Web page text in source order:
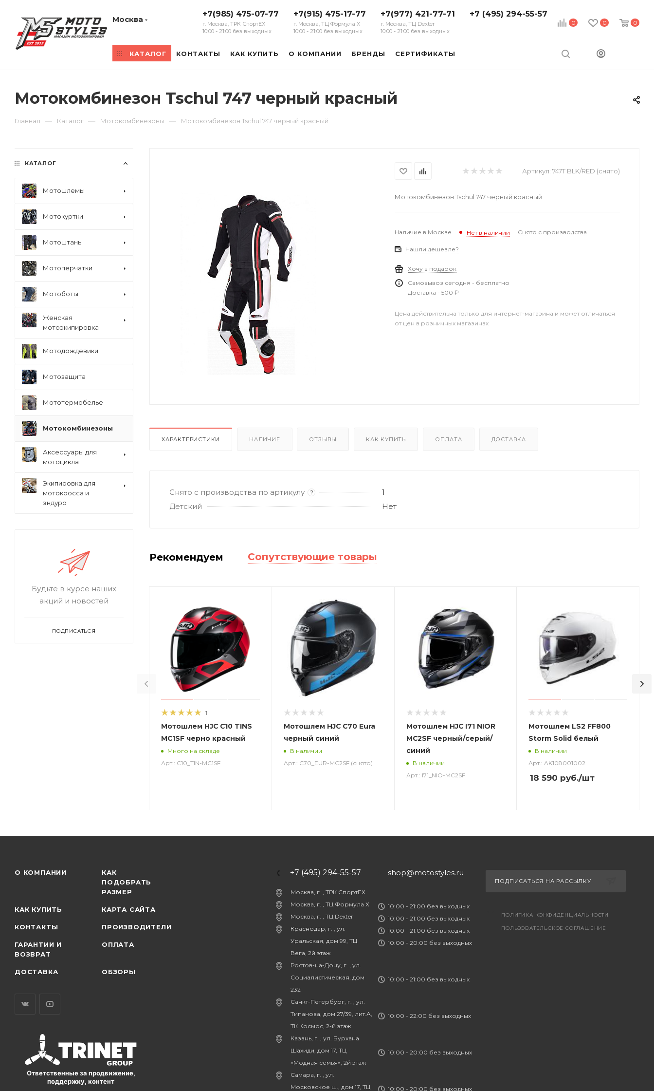
0 0 0
Москва
+7(985) 475-07-77
г. Москва, ТРК СпортЕХ
10:00 - 21:00 без выходных
+7(915) 475-17-77
г. Москва, ТЦ Формула Х
10:00 - 21:00 без выходных
+7(977) 421-77-71
г. Москва, ТЦ Dexter
10:00 - 21:00 без выходных
+7 (495) 294-55-57
КАТАЛОГ КОНТАКТЫ КАК КУПИТЬ О КОМПАНИИ БРЕНДЫ СЕРТИФИКАТЫ
Мотокомбинезон Tschul 747 черный красный
Главная — Каталог — Мотокомбинезоны — Мотокомбинезон Tschul 747 черный красный
Артикул: 747T BLK/RED (снято)
Мотокомбинезон Tschul 747 черный красный
Наличие в Москве Нет в наличии Снято с производства
Нашли дешевле?
Хочу в подарок
Самовывоз сегодня - бесплатно
Доставка - 500 ₽
Цена действительна только для интернет-магазина и может отличаться
от цен в розничных магазинах
ХАРАКТЕРИСТИКИ НАЛИЧИЕ ОТЗЫВЫ КАК КУПИТЬ ОПЛАТА ДОСТАВКА
Снято с производства по артикулу ?
1
Детский
Нет
Рекомендуем Сопутствующие товары
1
Мотошлем HJC C10 TINS
MC1SF черно красный
Много на складе
Арт.: C10_TIN-MC1SF
Мотошлем HJC C70 Eura
черный синий
В наличии
Арт.: C70_EUR-MC2SF (снято)
Мотошлем HJC I71 NIOR
MC2SF черный/серый/
синий
В наличии
Арт.: I71_NIO-MC2SF
Мотошлем LS2 FF800
Storm Solid белый
В наличии
Арт.: AK108001002
18 590 руб./шт
КАТАЛОГ
Мотошлемы
Мотокуртки
Мотоштаны
Мотоперчатки
Мотоботы
Женская
мотоэкипировка
Мотодождевики
Мотозащита
Мототермобелье
Мотокомбинезоны
Аксессуары для
мотоцикла
Экипировка для
мотокросса и
эндуро
Будьте в курсе наших
акций и новостей
ПОДПИСАТЬСЯ
О КОМПАНИИ
КАК
ПОДОБРАТЬ
РАЗМЕР
КАК КУПИТЬ КАРТА САЙТА
КОНТАКТЫ ПРОИЗВОДИТЕЛИ
ГАРАНТИИ И
ВОЗВРАТ
ОПЛАТА
ДОСТАВКА ОБЗОРЫ
Ответственные за продвижение,
поддержку, контент
+7 (495) 294-55-57
Москва, г. , ТРК СпортЕХ
Москва, г. , ТЦ Формула Х
Москва, г. , ТЦ Dexter
Краснодар, г. , ул.
Уральская, дом 99, ТЦ
Вега, 2й этаж
Ростов-на-Дону, г. , ул.
Социалистическая, дом
232
Санкт-Петербург, г. , ул.
Типанова, дом 27/39, лит.А,
ТК Космос, 2-й этаж
Казань, г. , ул. Бурхана
Шахиди, дом 17, ТЦ
«Модная семья», 2й этаж
Самара, г. , ул.
Московское ш., дом 17, ТЦ
shop@motostyles.ru
10:00 - 21:00 без выходных
10:00 - 21:00 без выходных
10:00 - 21:00 без выходных
10:00 - 20:00 без выходных
10:00 - 21:00 без выходных
10:00 - 22:00 без выходных
10:00 - 20:00 без выходных
10:00 - 20:00 без выходных
ПОДПИСАТЬСЯ НА РАССЫЛКУ
ПОЛИТИКА КОНФИДЕНЦИАЛЬНОСТИ
ПОЛЬЗОВАТЕЛЬСКОЕ СОГЛАШЕНИЕ